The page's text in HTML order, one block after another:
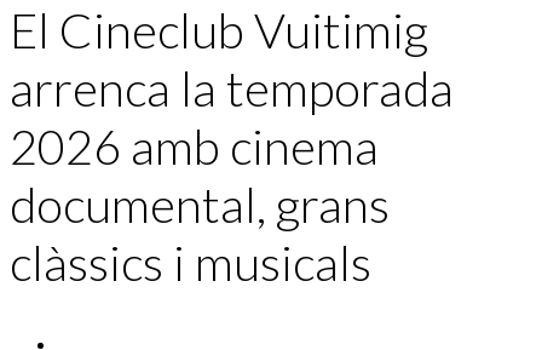
El Cineclub Vuitimig
arrenca la temporada
2026 amb cinema
documental, grans
clàssics i musicals